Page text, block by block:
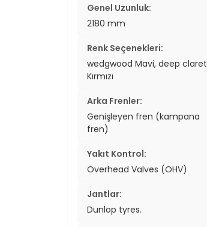
Genel Uzunluk:
2180 mm
Renk Seçenekleri:
wedgwood Mavi, deep claret
Kırmızı
Arka Frenler:
Genişleyen fren (kampana
fren)
Yakıt Kontrol:
Overhead Valves (OHV)
Jantlar:
Dunlop tyres.